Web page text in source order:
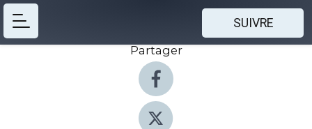
SUIVRE
Partager